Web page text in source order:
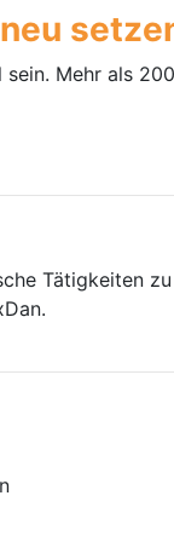
Mehr als
Tätigkeiten zu